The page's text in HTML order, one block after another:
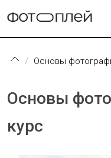
Основы
Основы
курс